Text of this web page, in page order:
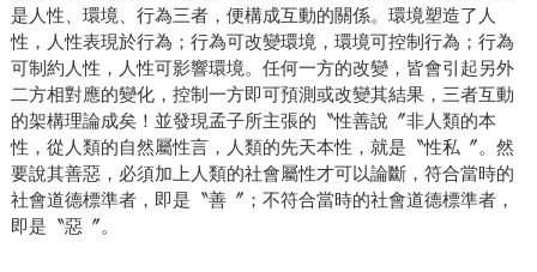
是人性、環境、行為三者，便構成互動的關係。環境塑造了人
性，人性表現於行為；行為可改變環境，環境可控制行為；行為
可制約人性，人性可影響環境。任何一方的改變，皆會引起另外
二方相對應的變化，控制一方即可預測或改變其結果，三者互動
的架構理論成矣！並發現孟子所主張的〝性善說〞非人類的本
性，從人類的自然屬性言，人類的先天本性，就是〝性私〞。然
要說其善惡，必須加上人類的社會屬性才可以論斷，符合當時的
社會道德標準者，即是〝善〞；不符合當時的社會道德標準者，
即是〝惡〞。